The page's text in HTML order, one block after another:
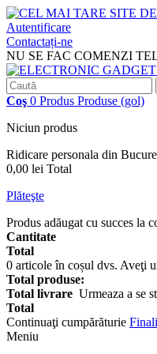
Autentificare
Contactați-ne
NU SE FAC COMENZI
Coş 0 Produs Produse (gol)
Niciun produs
Ridicare personala din
0,00 lei Total
Plăteşte
Produs adăugat cu succes la
Cantitate
Total
0 articole în coșul dvs. Aveţi
Total produse:
Total livrare Urmeaza a se
Total
Continuaţi cumpărăturie
Meniu